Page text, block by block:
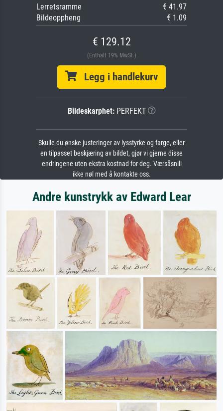
Lerretsramme
€ 41.97
Bildeoppheng
€ 1.09
€ 129.12
(Enthält 19% MwSt.)
Legg i handlekurv
Bildeskarphet:PERFEKT
Skulle du ønske justeringer av lysstyrke og farge, eller
en tilpasset beskjæring av bildet, gjør vi gjerne disse
endringene uten ekstra kostnad for deg. Værsåsnill
ikke nøl med å kontakte oss.
Andre kunstrykk av Edward Lear